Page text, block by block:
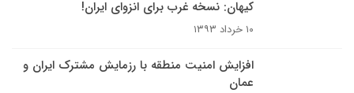
کیهان: نسخه غرب برای انزوای ایران!
۱۰ خرداد ۱۳۹۳
افزایش امنیت منطقه با رزمایش مشترک ایران و
عمان